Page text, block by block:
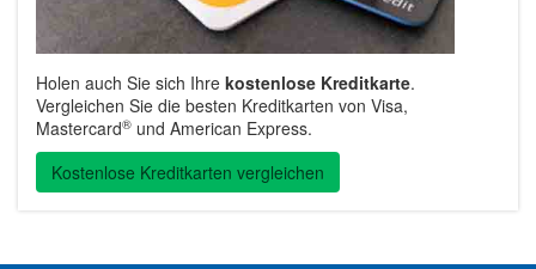
Holen auch Sie sich Ihre kostenlose Kreditkarte.
Vergleichen Sie die besten Kreditkarten von Visa,
Mastercard® und American Express.
Kostenlose Kreditkarten vergleichen